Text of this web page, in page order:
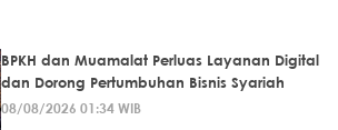
BPKH dan Muamalat Perluas Layanan Digital
dan Dorong Pertumbuhan Bisnis Syariah
08/08/2026 01:34 WIB